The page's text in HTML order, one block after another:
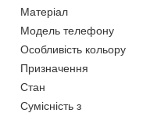
Матеріал
Модель телефону
Особливість кольору
Призначення
Стан
Сумісність з